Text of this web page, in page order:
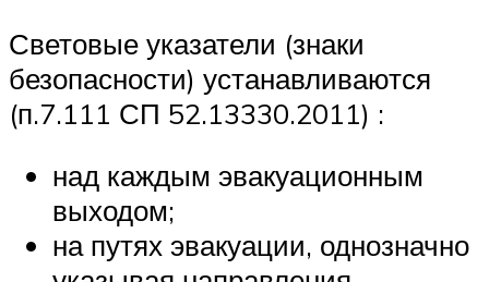
Световые указатели (знаки
безопасности) устанавливаются
(п.7.111 СП 52.13330.2011) :
над каждым эвакуационным
выходом;
на путях эвакуации, однозначно